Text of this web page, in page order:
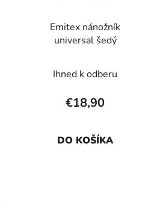
Emitex nánožník
universal šedý
Ihned k odberu
€18,90
DO KOŠÍKA